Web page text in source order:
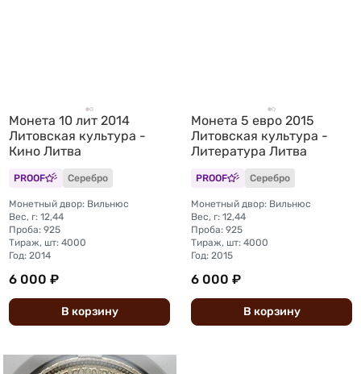
Монета 10 лит 2014
Литовская культура -
Кино Литва
PROOF Серебро
Монетный двор: Вильнюс
Вес, г: 12,44
Проба: 925
Тираж, шт: 4000
Год: 2014
6 000 ₽
В корзину
Монета 5 евро 2015
Литовская культура -
Литература Литва
PROOF Серебро
Монетный двор: Вильнюс
Вес, г: 12,44
Проба: 925
Тираж, шт: 4000
Год: 2015
6 000 ₽
В корзину